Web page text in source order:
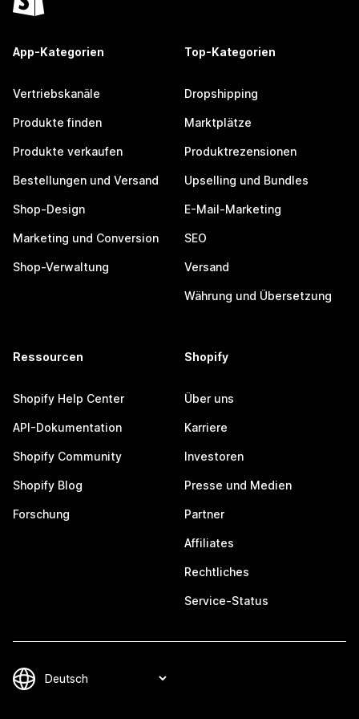
App-Kategorien
Vertriebskanäle
Produkte finden
Produkte verkaufen
Bestellungen und Versand
Shop-Design
Marketing und Conversion
Shop-Verwaltung
Top-Kategorien
Dropshipping
Marktplätze
Produktrezensionen
Upselling und Bundles
E-Mail-Marketing
SEO
Versand
Währung und Übersetzung
Ressourcen
Shopify Help Center
API-Dokumentation
Shopify Community
Shopify Blog
Forschung
Shopify
Über uns
Karriere
Investoren
Presse und Medien
Partner
Affiliates
Rechtliches
Service-Status